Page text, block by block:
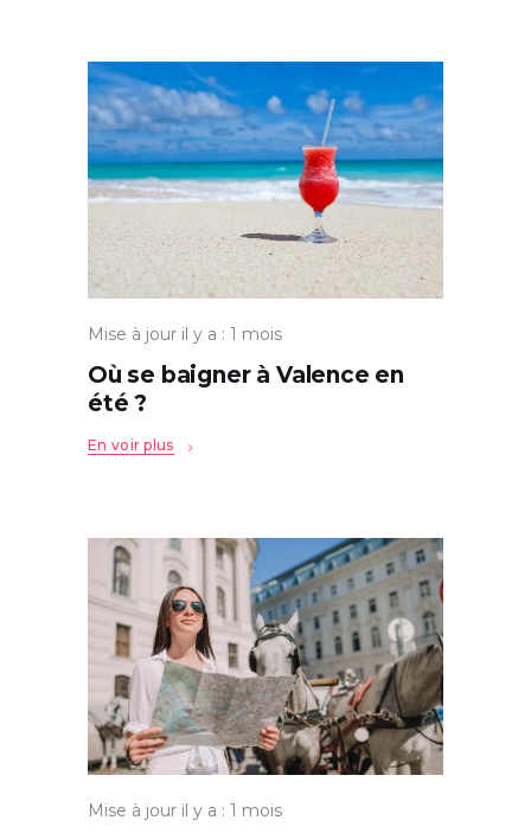
Mise à jour il y a : 1 mois
Où se baigner à Valence en
été ?
En voir plus
Mise à jour il y a : 1 mois